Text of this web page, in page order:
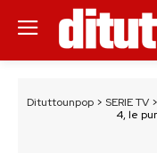
Dituttounpop > SERIE TV >
4, le